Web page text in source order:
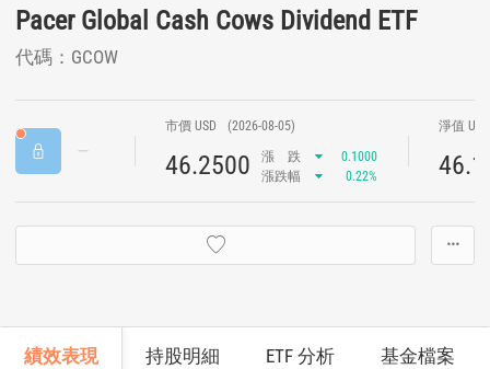
Pacer Global Cash Cows Dividend ETF
代碼：GCOW
市價 USD (2026-08-05)
46.2500 漲 跌
0.1000
漲跌幅
0.22%
淨值
···
績效表現 持股明細 ETF 分析 基金檔案